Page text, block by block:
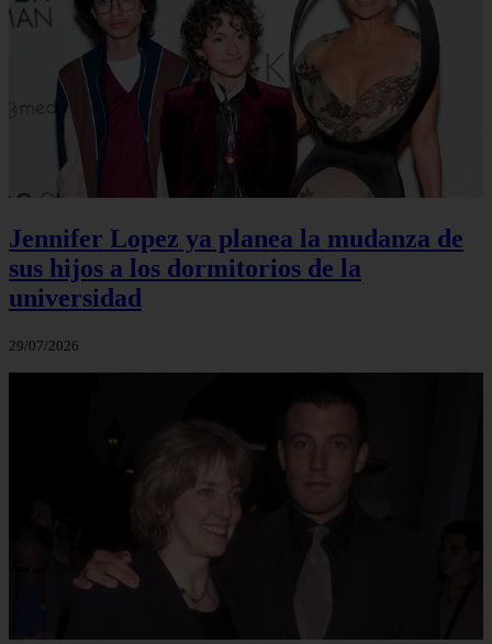
Jennifer Lopez ya planea la mudanza de
sus hijos a los dormitorios de la
universidad
29/07/2026